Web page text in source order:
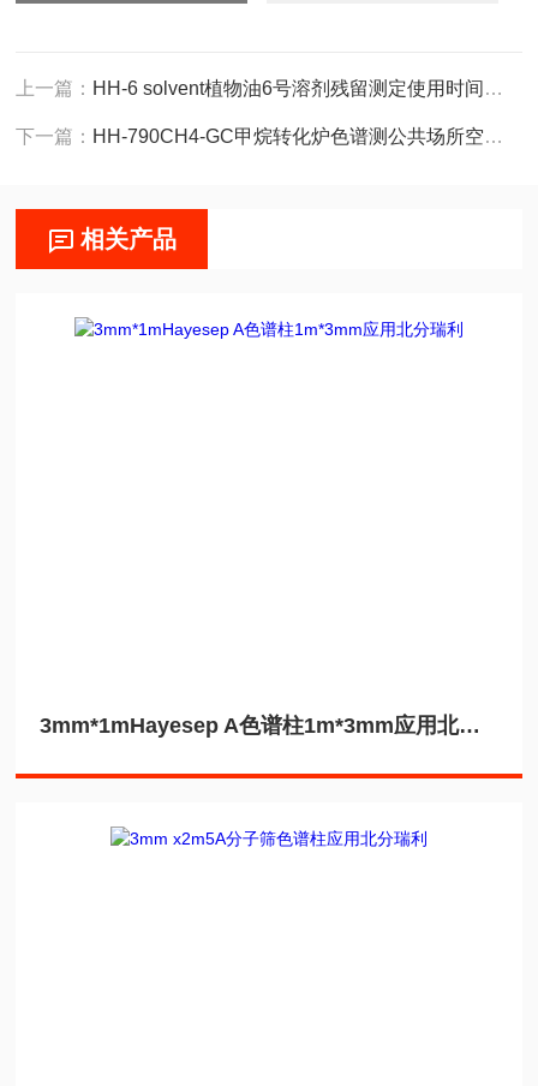
上一篇： HH-6 solvent植物油6号溶剂残留测定使用时间长的色谱柱
下一篇： HH-790CH4-GC甲烷转化炉色谱测公共场所空气中一氧化碳
相关产品
3mm*1mHayesep A色谱柱1m*3mm应用北分瑞利